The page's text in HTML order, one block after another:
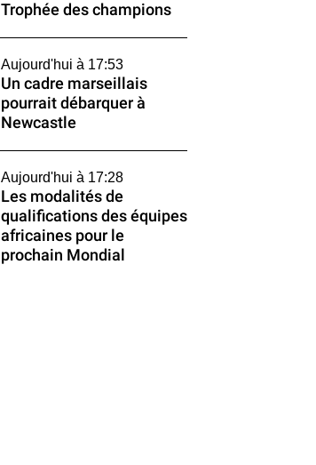
Trophée des champions
Aujourd'hui à 17:53
Un cadre marseillais
pourrait débarquer à
Newcastle
Aujourd'hui à 17:28
Les modalités de
qualifications des équipes
africaines pour le
prochain Mondial